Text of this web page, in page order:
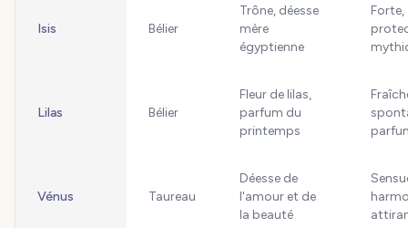
Isis Bélier
Trône, déesse
mère
égyptienne
Forte,
Lilas Bélier
Fleur de lilas,
parfum du
printemps
Vénus Taureau
Déesse de
l'amour et de
la beauté